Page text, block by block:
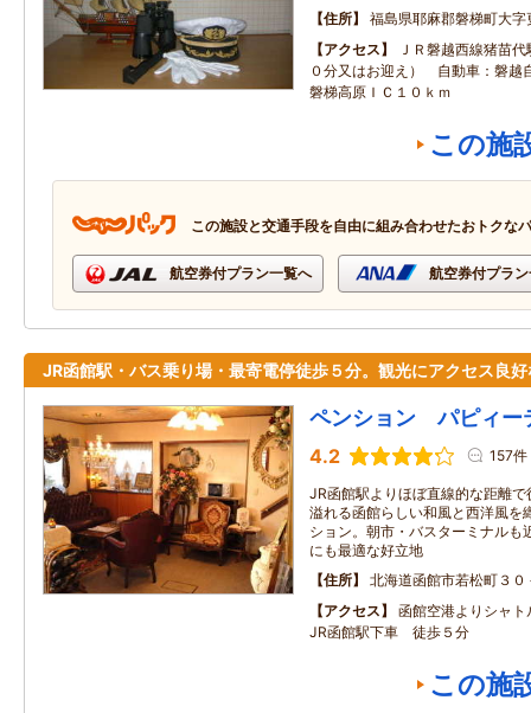
住所
福島県耶麻郡磐梯町大字
アクセス
ＪＲ磐越西線猪苗
０分又はお迎え） 自動車：磐越
磐梯高原ＩＣ１０ｋｍ
この施
この施設と交通手段を自由に組み合わせたおトクな
航空券付プラン一覧へ 航空券付プラ
JR函館駅・バス乗り場・最寄電停徒歩５分。観光にアクセス良
ペンション パピィー
4.2 157件
JR函館駅よりほぼ直線的な距離
溢れる函館らしい和風と西洋風を
ション。朝市・バスターミナルも
にも最適な好立地
住所
北海道函館市若松町３０
アクセス
函館空港よりシャ
JR函館駅下車 徒歩５分
この施